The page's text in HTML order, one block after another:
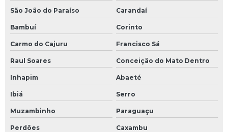
São João do Paraíso Carandaí
Bambuí Corinto
Carmo do Cajuru Francisco Sá
Raul Soares Conceição do Mato Dentro
Inhapim Abaeté
Ibiá Serro
Muzambinho Paraguaçu
Perdões Caxambu